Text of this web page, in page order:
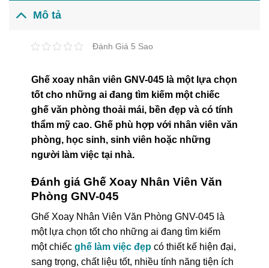
Mô tả
Đánh Giá 5 Sao
Ghế xoay nhân viên GNV-045 là một lựa chọn
tốt cho những ai đang tìm kiếm một chiếc
ghế văn phòng thoải mái, bền đẹp và có tính
thẩm mỹ cao. Ghế phù hợp với nhân viên văn
phòng, học sinh, sinh viên hoặc những
người làm việc tại nhà.
Đánh giá Ghế Xoay Nhân Viên Văn
Phòng GNV-045
Ghế Xoay Nhân Viên Văn Phòng GNV-045 là
một lựa chọn tốt cho những ai đang tìm kiếm
một chiếc ghế làm việc đẹpcó thiết kế hiện đại,
sang trọng, chất liệu tốt, nhiều tính năng tiện ích